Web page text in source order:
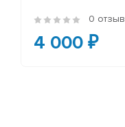
0
4 000 ₽